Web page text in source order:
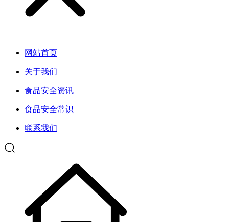
网站首页
关于我们
食品安全资讯
食品安全常识
联系我们